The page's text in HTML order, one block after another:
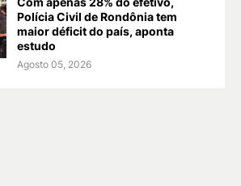
Polícia Civil de Rondônia tem
maior déficit do país, aponta
estudo
Agosto 05, 2026